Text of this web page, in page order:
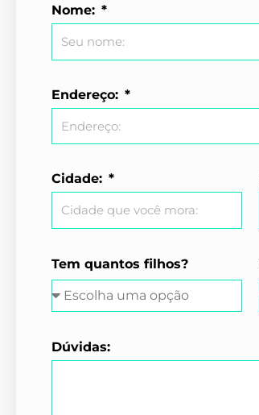
Nome:
Endereço:
Cidade:
Tem quantos filhos?
Dúvidas: